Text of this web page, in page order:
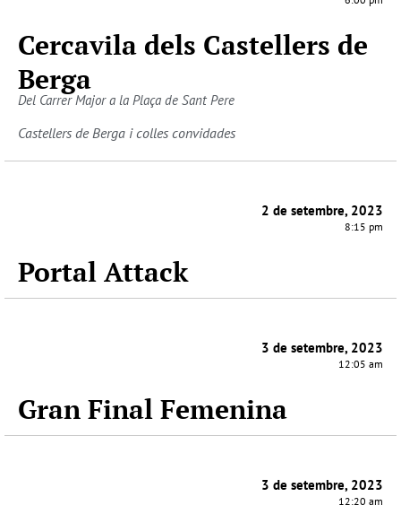
Cercavila dels Castellers de
Berga
Del Carrer Major a la Plaça de Sant Pere
Castellers de Berga i colles convidades
2 de setembre, 2023
8:15 pm
Portal Attack
3 de setembre, 2023
12:05 am
Gran Final Femenina
3 de setembre, 2023
12:20 am